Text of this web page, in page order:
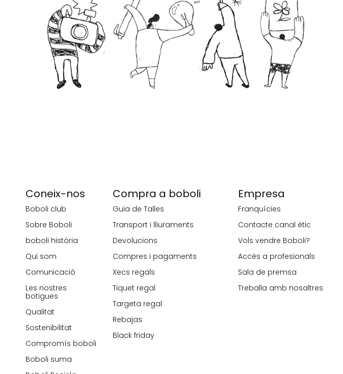
Coneix-nos
Boboli club
Sobre Boboli
boboli història
Qui som
Comunicació
Les nostres
botigues
Qualitat
Sostenibilitat
Compromís boboli
Boboli suma
Compra a boboli
Guia de Talles
Transport i lliuraments
Devolucions
Compres i pagaments
Xecs regals
Tiquet regal
Targeta regal
Rebajas
Black friday
Empresa
Franquícies
Contacte canal ètic
Vols vendre Boboli?
Accés a profesionals
Sala de premsa
Treballa amb nosaltres